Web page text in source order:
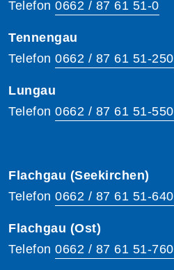
Telefon 0662 / 87 61 51-0
Tennengau
Telefon 0662 / 87 61 51-250
Lungau
Telefon 0662 / 87 61 51-550
Flachgau (Seekirchen)
Telefon 0662 / 87 61 51-640
Flachgau (Ost)
Telefon 0662 / 87 61 51-760